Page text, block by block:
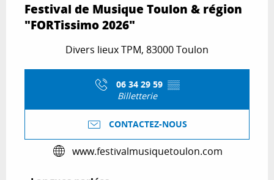
Festival de Musique Toulon & région
"FORTissimo 2026"
Divers lieux TPM, 83000 Toulon
06 34 29 59 ▒▒
Billetterie
CONTACTEZ-NOUS
www.festivalmusiquetoulon.com